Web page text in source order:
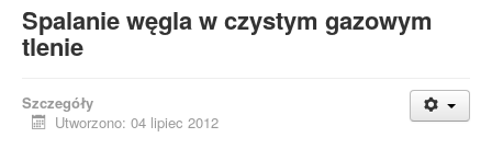
Spalanie węgla w czystym gazowym
tlenie
Szczegóły
Utworzono: 04 lipiec 2012